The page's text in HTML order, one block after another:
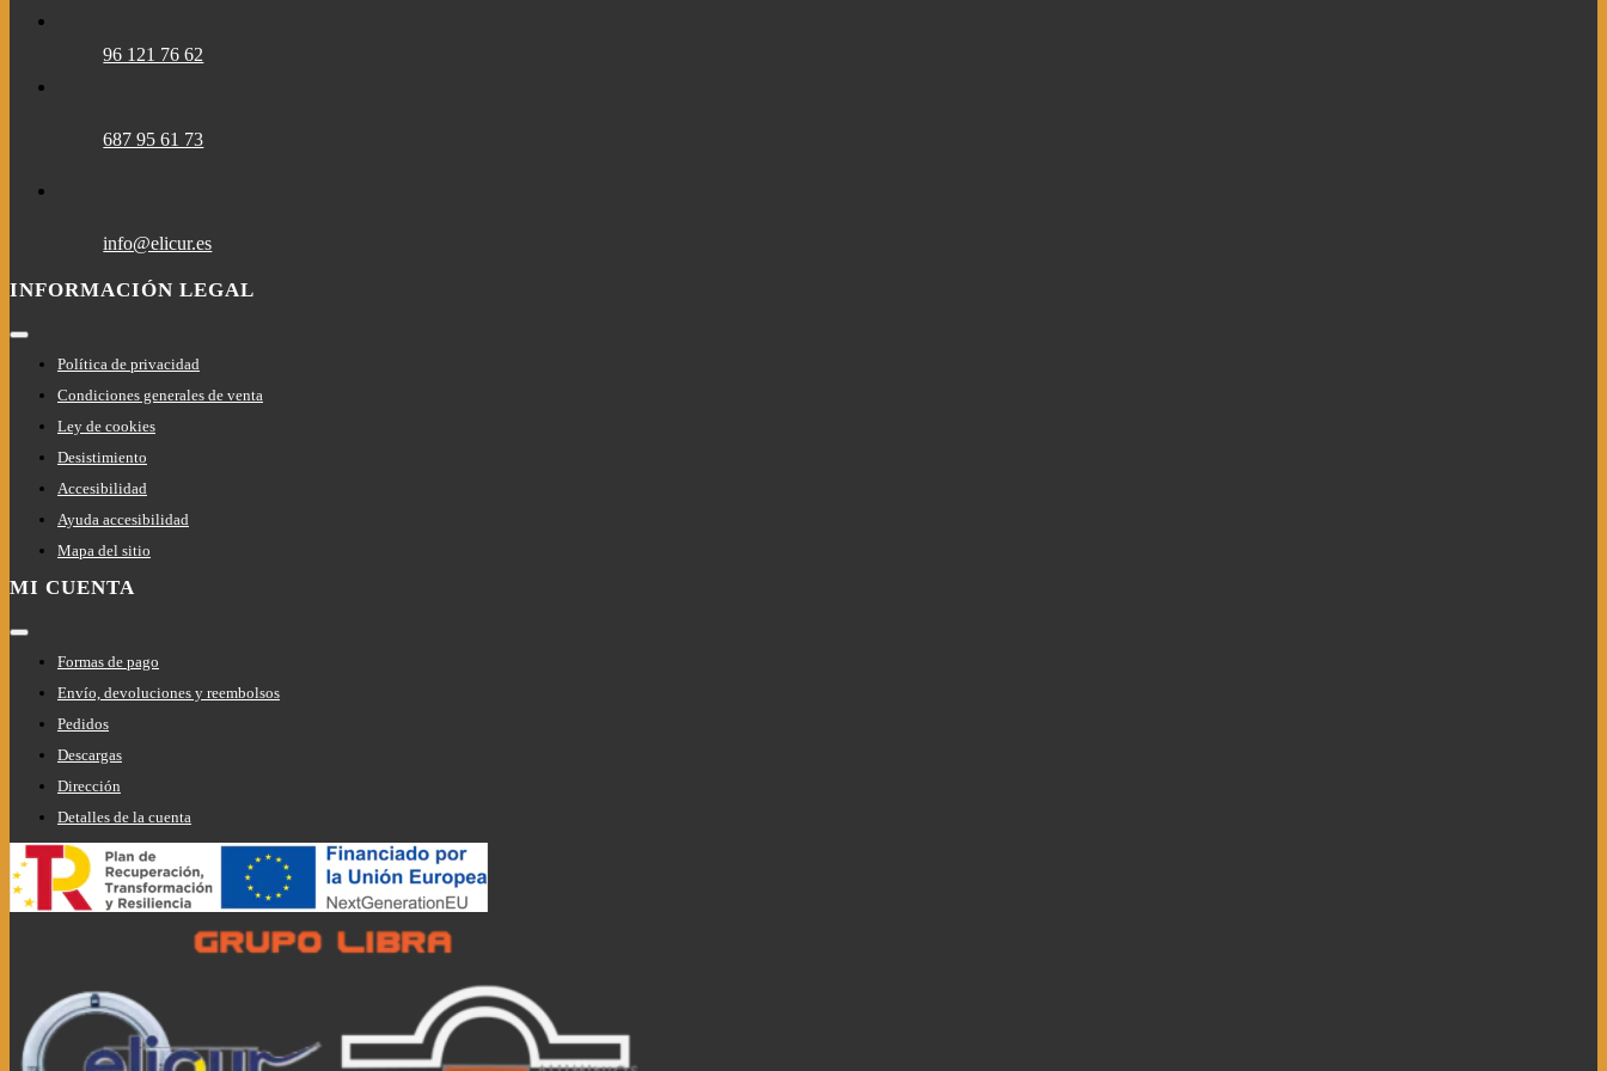
96 121 76 62
687 95 61 73
info@elicur.es
INFORMACIÓN LEGAL
Toggle
NavigationPolítica de privacidad
Condiciones generales de venta
Ley de cookies
Desistimiento
Accesibilidad
Ayuda accesibilidad
Mapa del sitio
MI CUENTA
Toggle
NavigationFormas de pago
Envío, devoluciones y reembolsos
Pedidos
Descargas
Dirección
Detalles de la cuenta